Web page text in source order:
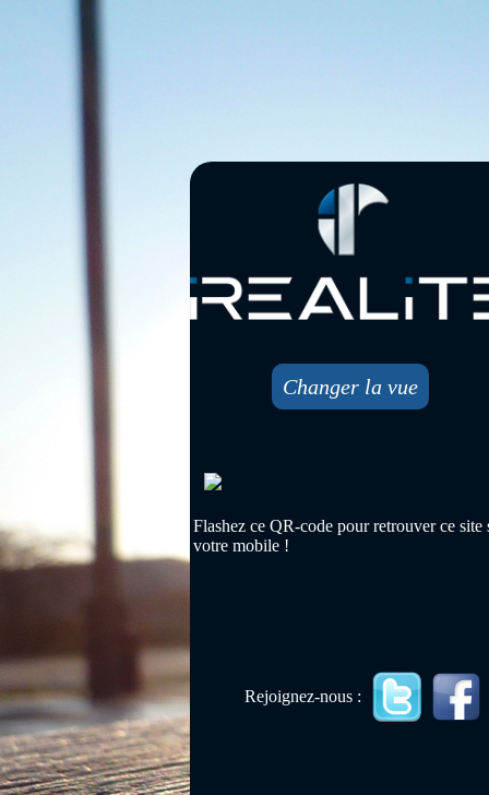
Changer la vue
Flashez ce QR-code pour retrouver ce site
votre mobile !
Rejoignez-nous :